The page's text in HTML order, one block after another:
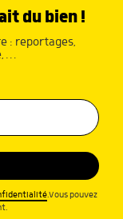
du bien !
: reportages,
…
.Vous pouvez